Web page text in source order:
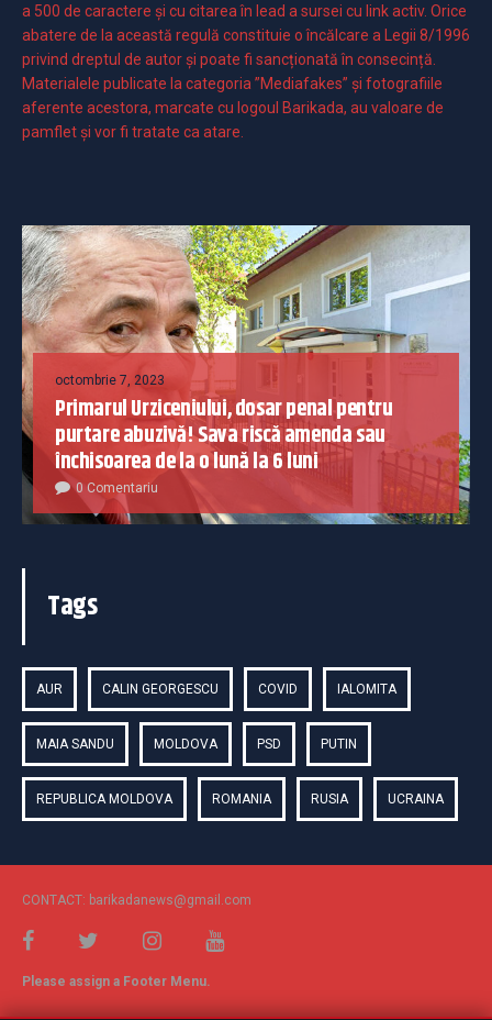
a 500 de caractere şi cu citarea în lead a sursei cu link activ. Orice
abatere de la această regulă constituie o încălcare a Legii 8/1996
privind dreptul de autor și poate fi sancționată în consecință.
Materialele publicate la categoria ”Mediafakes” și fotografiile
aferente acestora, marcate cu logoul Barikada, au valoare de
pamflet și vor fi tratate ca atare.
octombrie 7, 2023
Primarul Urziceniului, dosar penal pentru
purtare abuzivă! Sava riscă amenda sau
închisoarea de la o lună la 6 luni
0 Comentariu
Tags
AUR CALIN GEORGESCU COVID IALOMITA
MAIA SANDU MOLDOVA PSD PUTIN
REPUBLICA MOLDOVA ROMANIA RUSIA UCRAINA
CONTACT: barikadanews@gmail.com
Please assign a Footer Menu.